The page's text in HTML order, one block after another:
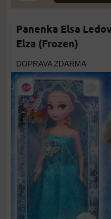
Panenka Elsa
Elza (Frozen)
DOPRAVA ZDARMA